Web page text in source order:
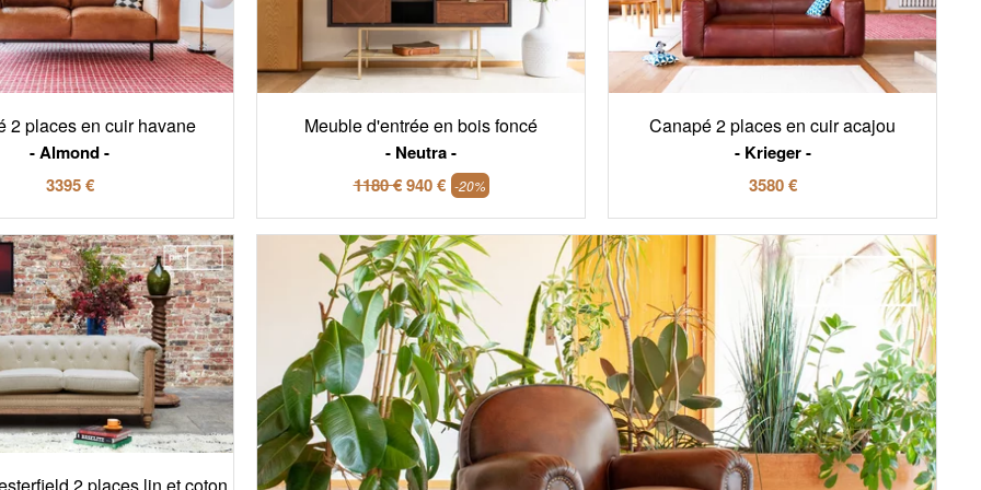
2 places en cuir havane
Almond
3395 €
Meuble d'entrée en bois foncé
Neutra
1180 €940 € -20%
Canapé 2 places en cuir acajou
Krieger
3580 €